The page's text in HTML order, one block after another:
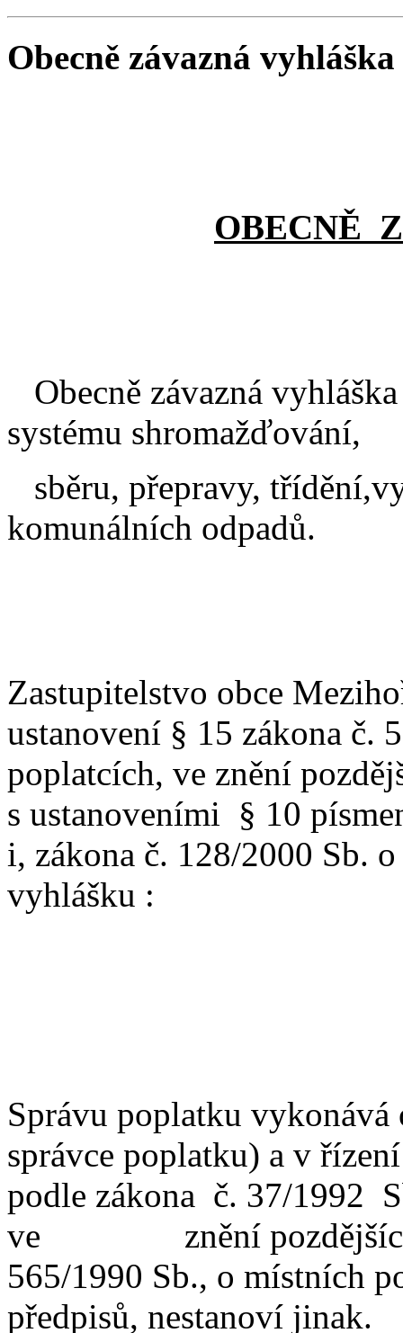
Obecně závazná vyhláška
OBECNĚ
Obecně závazná
systému shromažďování,
sběru, přepravy,
komunálních odpadů.
Zastupitelstvo obce
ustanovení § 15 zákona č.
poplatcích, ve znění
s ustanoveními § 10
i, zákona č. 128/2000 Sb.
vyhlášku :
Správu poplatku
správce poplatku) a v
podle zákona č. 37/1992
ve
znění
565/1990 Sb., o místních
předpisů, nestanoví jinak.